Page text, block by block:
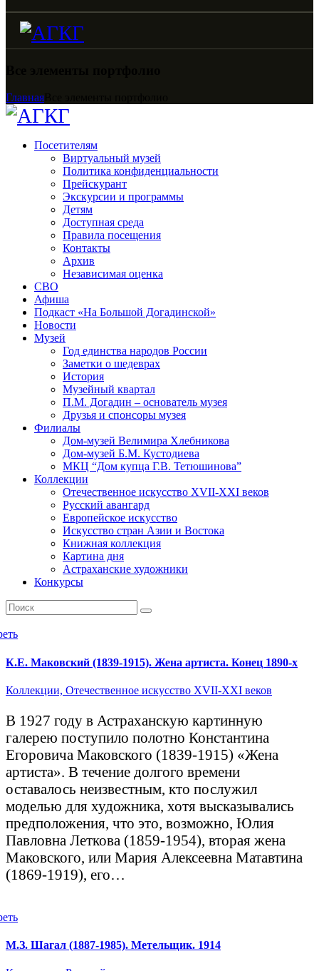
Главная
Посетителям
Виртуальный музей
Политика конфиденциальности
Прейскурант
Экскурсии и программы
Детям
Доступная среда
Правила посещения
Контакты
Архив
Независимая оценка
СВО
Афиша
Подкаст «На Большой Догадинской»
Новости
Музей
Год единства народов России
Заметки о шедеврах
История
Музейный квартал
П.М. Догадин – основатель музея
Друзья и спонсоры музея
Филиалы
Дом-музей Велимира Хлебникова
Дом-музей Б.М. Кустодиева
МКЦ “Дом купца Г.В. Тетюшинова”
Коллекции
Отечественное искусство XVII-XXI веков
Русский авангард
Европейское искусство
Искусство стран Азии и Востока
Книжная коллекция
Картина дня
Астраханские художники
Конкурсы
К.Е. Маковский (1839-1915). Жена артиста. Конец 1890-х
Коллекции, Отечественное искусство XVII-XXI веков
В 1927 году в Астраханскую картинную
галерею поступило полотно Константина
Егоровича Маковского (1839-1915) «Жена
артиста». В течение долгого времени
оставалось неизвестным, кто послужил
моделью для художника, хотя высказывались
предположения, что это, возможно, Юлия
Павловна Леткова (1859-1954), вторая жена
Маковского, или Мария Алексеевна Матавтина
(1869-1919), его…
М.З. Шагал (1887-1985). Метельщик. 1914